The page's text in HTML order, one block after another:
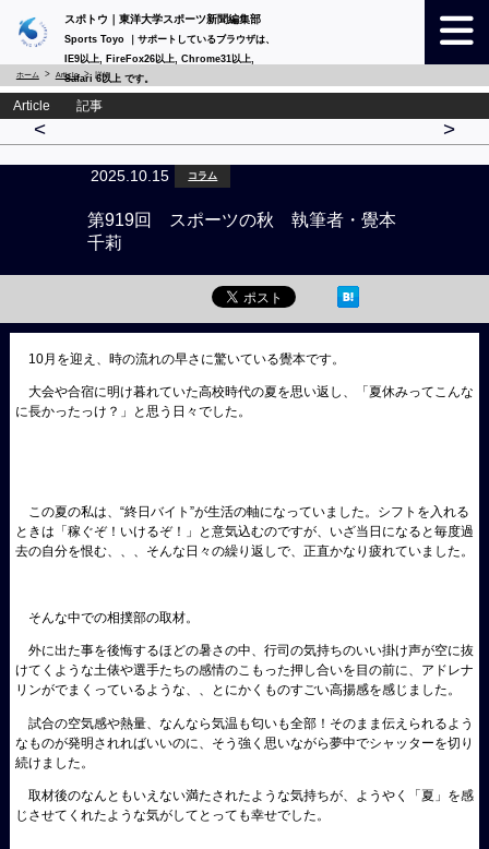
スポトウ｜東洋大学スポーツ新聞編集部
Sports Toyo ｜サポートしているブラウザは、
IE9以上, FireFox26以上, Chrome31以上,
Safari 6以上 です。
ホーム Article 詳細
Article 記事
< >
2025.10.15 コラム
第919回 スポーツの秋 執筆者・覺本
千莉
10月を迎え、時の流れの早さに驚いている覺本です。
大会や合宿に明け暮れていた高校時代の夏を思い返し、「夏休みってこんな
に長かったっけ？」と思う日々でした。
この夏の私は、“終日バイト”が生活の軸になっていました。シフトを入れる
ときは「稼ぐぞ！いけるぞ！」と意気込むのですが、いざ当日になると毎度過
去の自分を恨む、、、そんな日々の繰り返しで、正直かなり疲れていました。
そんな中での相撲部の取材。
外に出た事を後悔するほどの暑さの中、行司の気持ちのいい掛け声が空に抜
けてくような土俵や選手たちの感情のこもった押し合いを目の前に、アドレナ
リンがでまくっているような、、とにかくものすごい高揚感を感じました。
試合の空気感や熱量、なんなら気温も匂いも全部！そのまま伝えられるよう
なものが発明されればいいのに、そう強く思いながら夢中でシャッターを切り
続けました。
取材後のなんともいえない満たされたような気持ちが、ようやく「夏」を感
じさせてくれたような気がしてとっても幸せでした。